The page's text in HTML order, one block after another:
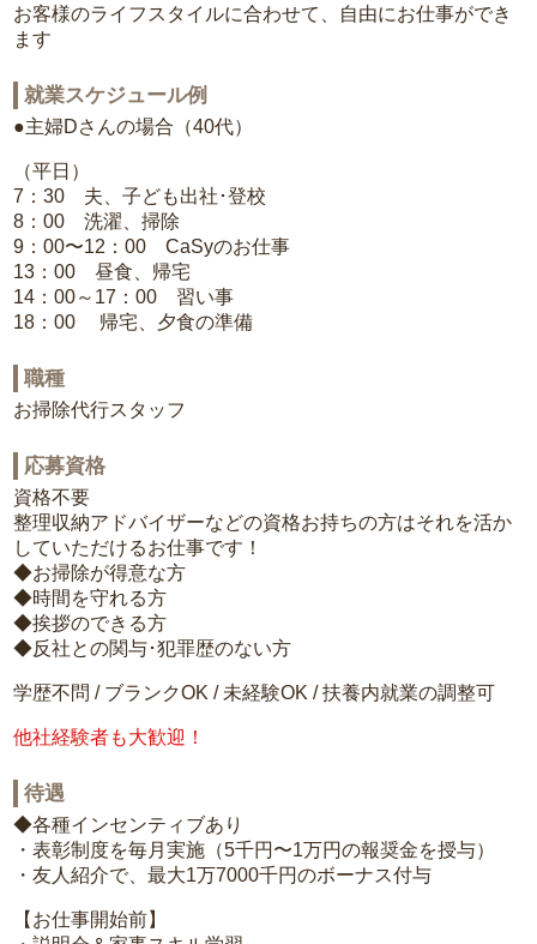
お客様のライフスタイルに合わせて、自由にお仕事ができ
ます
就業スケジュール例
●主婦Dさんの場合（40代）
（平日）
7：30 夫、子ども出社･登校
8：00 洗濯、掃除
9：00〜12：00 CaSyのお仕事
13：00 昼食、帰宅
14：00～17：00 習い事
18：00 帰宅、夕食の準備
職種
お掃除代行スタッフ
応募資格
資格不要
整理収納アドバイザーなどの資格お持ちの方はそれを活か
していただけるお仕事です！
◆お掃除が得意な方
◆時間を守れる方
◆挨拶のできる方
◆反社との関与･犯罪歴のない方
学歴不問 / ブランクOK / 未経験OK / 扶養内就業の調整可
他社経験者も大歓迎！
待遇
◆各種インセンティブあり
・表彰制度を毎月実施（5千円〜1万円の報奨金を授与）
・友人紹介で、最大1万7000千円のボーナス付与
【お仕事開始前】